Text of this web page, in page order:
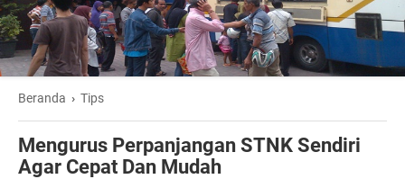
Beranda › Tips
Mengurus Perpanjangan STNK Sendiri
Agar Cepat Dan Mudah